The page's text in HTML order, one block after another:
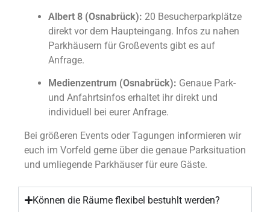
Albert 8 (Osnabrück): 20 Besucherparkplätze
direkt vor dem Haupteingang. Infos zu nahen
Parkhäusern für Großevents gibt es auf
Anfrage.
Medienzentrum (Osnabrück): Genaue Park-
und Anfahrtsinfos erhaltet ihr direkt und
individuell bei eurer Anfrage.
Bei größeren Events oder Tagungen informieren wir
euch im Vorfeld gerne über die genaue Parksituation
und umliegende Parkhäuser für eure Gäste.
Können die Räume flexibel bestuhlt werden?